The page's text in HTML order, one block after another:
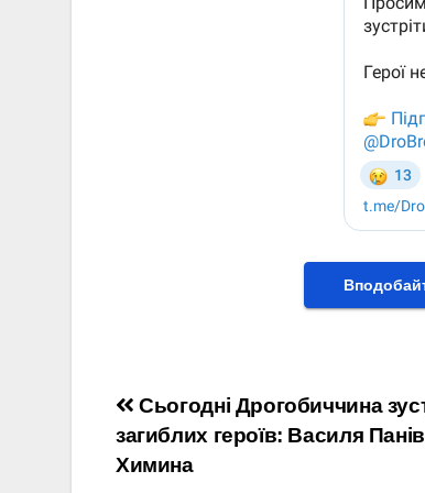
Навігація
записів
Сьогодні Дрогобиччина
загиблих героїв: Василя
Химина